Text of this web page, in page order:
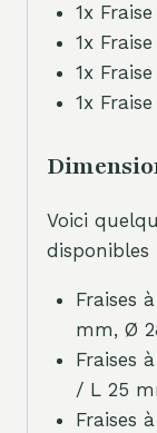
1x
1x
1x
1x
Voici
disponibles
Fraises
mm, Ø
Fraises
/ L 25
Fraises